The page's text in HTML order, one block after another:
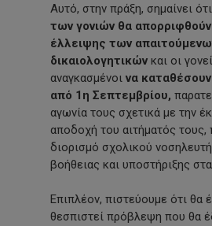
Αυτό, στην πράξη, σημαίνει ότι
των γονιών θα
έλλειψης των
δικαιολογητικών και οι
αναγκασμένοι να
από 1η Σεπτεμβρίου,
αγωνία τους σχετικά με την
αποδοχή του αιτήματός
διορισμό σχολικού
βοήθειας και υποστήριξης
Επιπλέον, πιστεύουμε ότι θα
θεσπιστεί πρόβλεψη που θα